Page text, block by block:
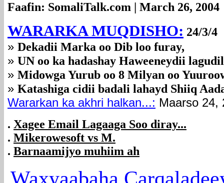
Faafin: SomaliTalk.com | March 26, 2004
WARARKA MUQDISHO: 24/3/4
» Dekadii Marka oo Dib loo furay,
» UN oo ka hadashay Haweeneydii
» Midowga Yurub oo 8 Milyan oo
» Katashiga cidii badali lahayd Shiiq
Wararkan ka akhri halkan...: Maarso 24,
. Xagee Email Lagaaga Soo diray...
. Mikerowesoft vs M.
. Barnaamijyo muhiim ah
Waxyaabaha